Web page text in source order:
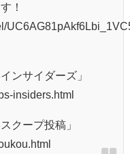
！
ンサイダーズ」
insiders.html
クープ投稿」